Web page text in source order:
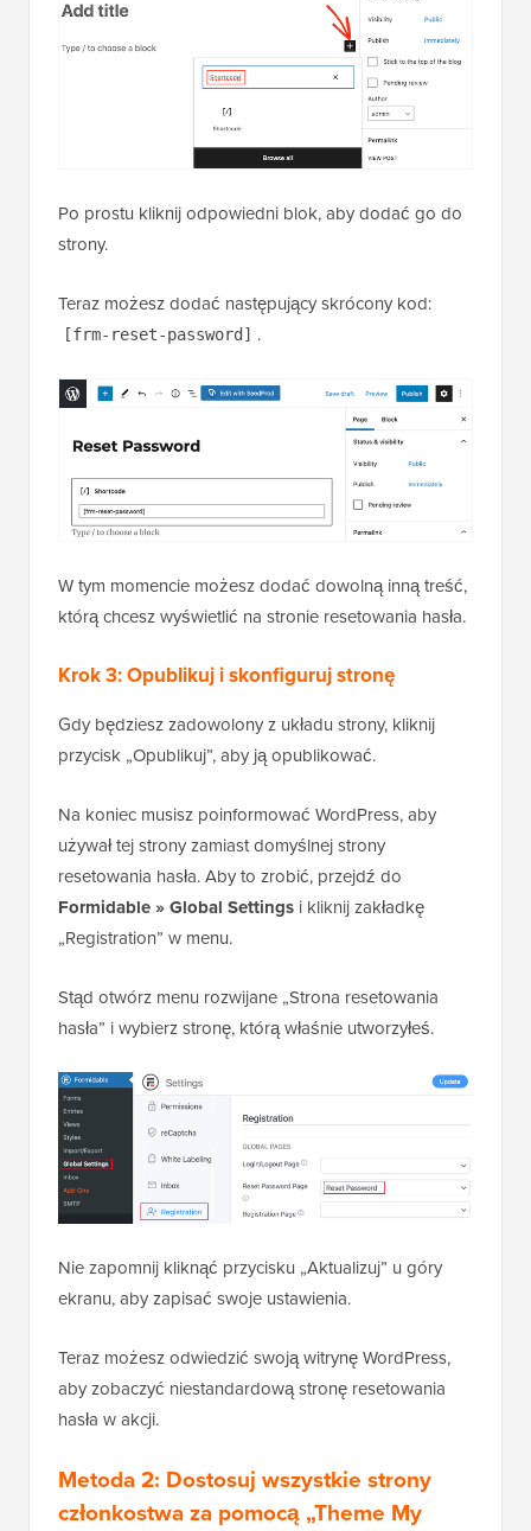
Po prostu kliknij odpowiedni blok, aby dodać go do
strony.
Teraz możesz dodać następujący skrócony kod:
[frm-reset-password] .
W tym momencie możesz dodać dowolną inną treść,
którą chcesz wyświetlić na stronie resetowania hasła.
Krok 3: Opublikuj i skonfiguruj stronę
Gdy będziesz zadowolony z układu strony, kliknij
przycisk „Opublikuj”, aby ją opublikować.
Na koniec musisz poinformować WordPress, aby
używał tej strony zamiast domyślnej strony
resetowania hasła. Aby to zrobić, przejdź do
Formidable » Global Settings i kliknij zakładkę
„Registration” w menu.
Stąd otwórz menu rozwijane „Strona resetowania
hasła” i wybierz stronę, którą właśnie utworzyłeś.
Nie zapomnij kliknąć przycisku „Aktualizuj” u góry
ekranu, aby zapisać swoje ustawienia.
Teraz możesz odwiedzić swoją witrynę WordPress,
aby zobaczyć niestandardową stronę resetowania
hasła w akcji.
Metoda 2: Dostosuj wszystkie strony
członkostwa za pomocą „Theme My